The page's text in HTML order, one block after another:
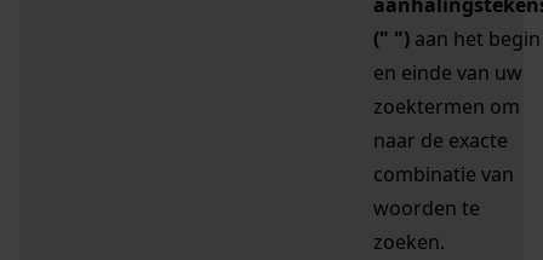
(" ") aan het begin
en einde van uw
zoektermen om
naar de exacte
combinatie van
woorden te
zoeken.